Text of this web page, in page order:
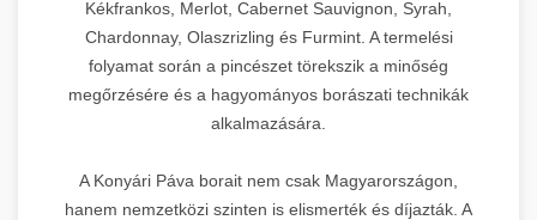
Kékfrankos, Merlot, Cabernet Sauvignon, Syrah,
Chardonnay, Olaszrizling és Furmint. A termelési
folyamat során a pincészet törekszik a minőség
megőrzésére és a hagyományos borászati technikák
alkalmazására.
A Konyári Páva borait nem csak Magyarországon,
hanem nemzetközi szinten is elismerték és díjazták. A